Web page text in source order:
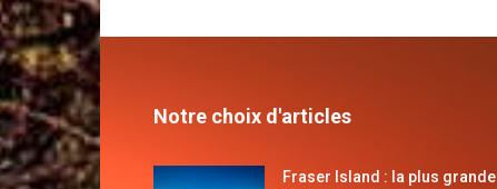
Notre choix d'articles
Fraser Island : la plus grande